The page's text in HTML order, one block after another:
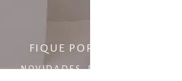
FIQUE POR DENTRO DO
NOVIDADES, DESCONTOS